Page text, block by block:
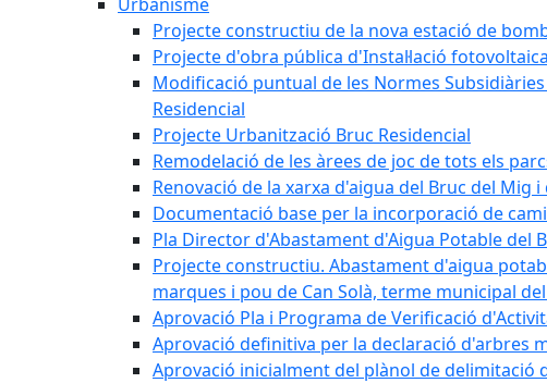
Projecte constructiu de la nova estació de
Projecte d'obra pública d'Instal·lació
Modificació puntual de les Normes
Residencial
Projecte Urbanització Bruc Residencial
Remodelació de les àrees de joc de tots els
Renovació de la xarxa d'aigua del Bruc del Mig i
Documentació base per la incorporació de
Pla Director d'Abastament d'Aigua Potable del
Projecte constructiu. Abastament d'aigua
marques i pou de Can Solà, terme municipal
Aprovació Pla i Programa de Verificació
Aprovació definitiva per la declaració d'arbres
Aprovació inicialment del plànol de delimitació